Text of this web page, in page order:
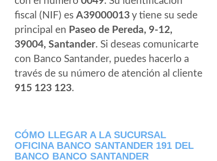
fiscal (NIF) es A39000013y tiene su sede
principal en Paseo de Pereda, 9-12,
39004, Santander. Si deseas comunicarte
con Banco Santander, puedes hacerlo a
través de su número de atención al cliente
915 123 123.
CÓMO LLEGAR A LA SUCURSAL
OFICINA BANCO SANTANDER 191 DEL
BANCO BANCO SANTANDER